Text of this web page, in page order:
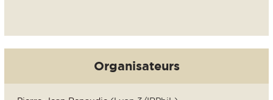
Organisateurs